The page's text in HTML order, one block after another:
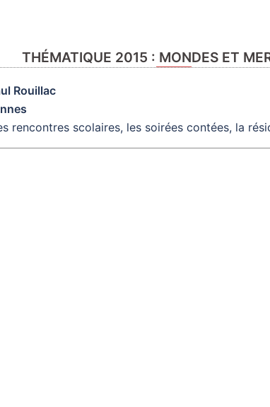
THÉMATIQUE 2015 : MONDES ET
Rouillac
rencontres scolaires, les soirées contées, la